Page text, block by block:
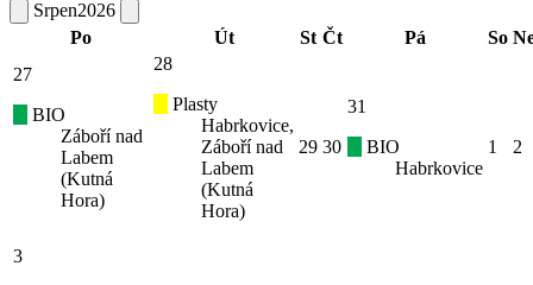
Srpen2026
Po
Út St Čt Pá So
27
BIO
Záboří nad
Labem
(Kutná
Hora)
28
Plasty
Habrkovice,
Záboří nad
Labem
(Kutná
Hora)
29 30
31
BIO
Habrkovice
1 2
3